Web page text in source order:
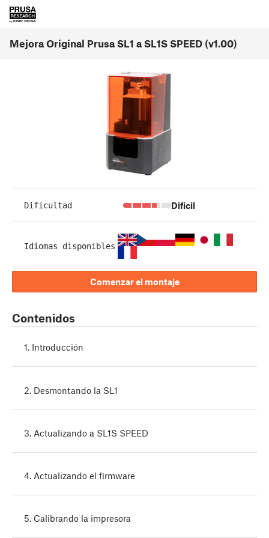
Mejora Original Prusa SL1 a SL1S SPEED (v1.00)
Dificultad Difícil
Idiomas disponibles
Comenzar el montaje
Contenidos
1. Introducción
2. Desmontando la SL1
3. Actualizando a SL1S SPEED
4. Actualizando el firmware
5. Calibrando la impresora